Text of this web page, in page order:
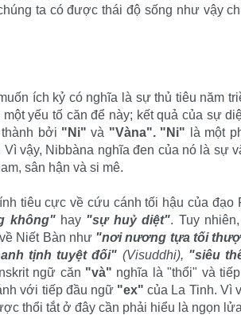
ta có được thái độ sống như vậy
ích kỷ có nghĩa là sự thủ tiêu năm
yếu tố căn để này; kết quả của sự
bởi "Ni" và "Vàna". "Ni" là một
Vì vậy, Nibbàna nghĩa đen của nó là sự
sân hận và si mê.
tiêu cực về cứu cánh tối hậu của đạo
không" hay "sự huỷ diệt". Tuy
Niết Bàn như "nơi nương tựa tối
tịnh tuyệt đối" (Visuddhi), "siêu
ngữ căn "và" nghĩa là "thổi" và
với tiếp đầu ngữ "ex"của La Tinh. Vì
thổi tắt ở đây cần phải hiểu là ngọn